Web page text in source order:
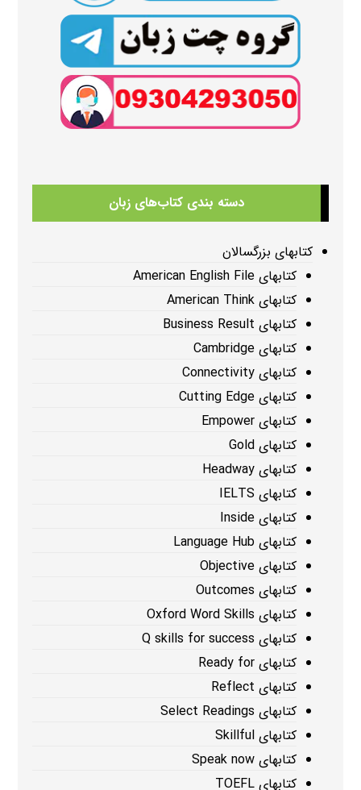
دسته بندی کتاب‌های زبان
کتابهای بزرگسالان
کتابهای American English File
کتابهای American Think
کتابهای Business Result
کتابهای Cambridge
کتابهای Connectivity
کتابهای Cutting Edge
کتابهای Empower
کتابهای Gold
کتابهای Headway
کتابهای IELTS
کتابهای Inside
کتابهای Language Hub
کتابهای Objective
کتابهای Outcomes
کتابهای Oxford Word Skills
کتابهای Q skills for success
کتابهای Ready for
کتابهای Reflect
کتابهای Select Readings
کتابهای Skillful
کتابهای Speak now
کتابهای TOEFL